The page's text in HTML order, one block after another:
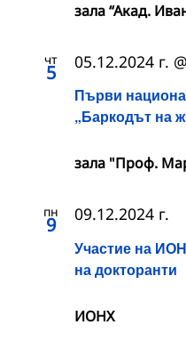
зала “Акад.
чт
5
Първи
„Баркодът на
05.12.2024 г.
зала "Проф.
пн
9
Участие на
на докторанти
09.12.2024 г.
ИОНХ